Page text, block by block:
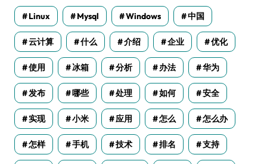
Linux Mysql Windows 中国
云计算 什么 介绍 企业 优化
使用 冰箱 分析 办法 华为
发布 哪些 处理 如何 安全
实现 小米 应用 怎么 怎么办
怎样 手机 技术 排名 支持